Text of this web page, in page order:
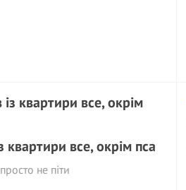
квартири все, окрім пса
не піти